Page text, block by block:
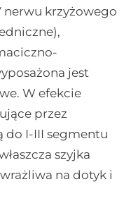
nerwu krzyżowego
jest
W efekcie
przez
do I-III segmentu
szyjka
na dotyk i